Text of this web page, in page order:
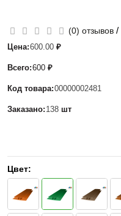
(0) отзывов /
Цена:600.00 ₽
Всего:600 ₽
Код товара:00000002481
Заказано: 138 шт
Цвет: